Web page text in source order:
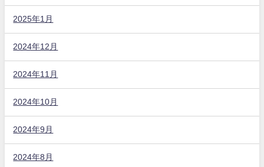
2025年1月
2024年12月
2024年11月
2024年10月
2024年9月
2024年8月